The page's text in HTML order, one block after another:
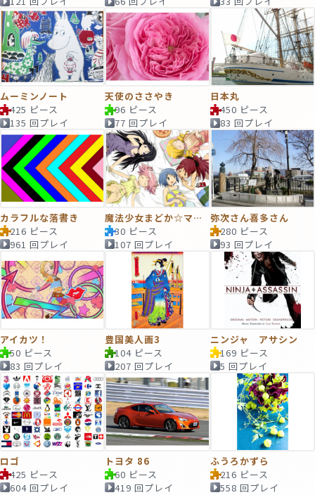
ムーミンノート
425 ピース
135 回プレイ
天使のささやき
96 ピース
77 回プレイ
日本丸
450 ピース
83 回プレイ
カラフルな落書き
216 ピース
961 回プレイ
魔法少女まどか☆マギカ
30 ピース
107 回プレイ
弥次さん喜多さん
280 ピース
93 回プレイ
アイカツ！
50 ピース
83 回プレイ
豊国美人画3
104 ピース
207 回プレイ
ニンジャ アサシン
169 ピース
5 回プレイ
ロゴ
425 ピース
604 回プレイ
トヨタ 86
60 ピース
419 回プレイ
ふうろかずら
216 ピース
558 回プレイ